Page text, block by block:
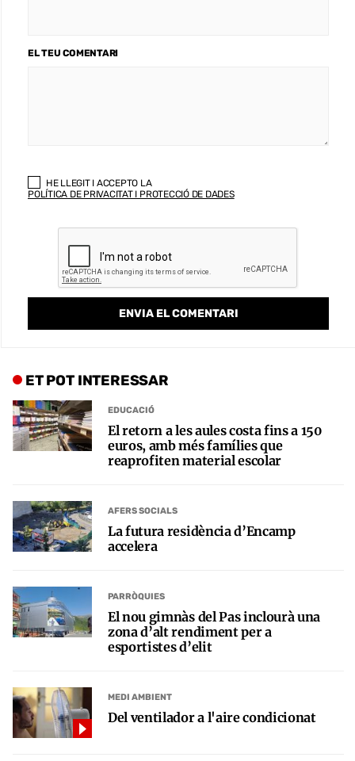
EL TEU COMENTARI
HE LLEGIT I ACCEPTO LA
POLÍTICA DE PRIVACITAT I PROTECCIÓ DE DADES
ET POT INTERESSAR
EDUCACIÓ
El retorn a les aules costa fins a 150
euros, amb més famílies que
reaprofiten material escolar
AFERS SOCIALS
La futura residència d’Encamp
accelera
PARRÒQUIES
El nou gimnàs del Pas inclourà una
zona d’alt rendiment per a
esportistes d’elit
MEDI AMBIENT
Del ventilador a l'aire condicionat